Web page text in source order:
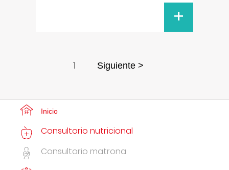
+
1 Siguiente >
Inicio
Consultorio nutricional
Consultorio matrona